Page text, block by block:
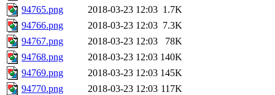
94765.png
2018-03-23 12:03 1.7K
94766.png
2018-03-23 12:03 7.3K
94767.png
2018-03-23 12:03
78K
94768.png
2018-03-23 12:03 140K
94769.png
2018-03-23 12:03 145K
94770.png
2018-03-23 12:03 117K